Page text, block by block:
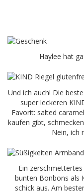
Haylee hat
Und ich auch! Die
super leckeren
Favorit: salted
kaufen gibt,
Nein, ich
Ein
bunten Bonbons als
schick aus. Am